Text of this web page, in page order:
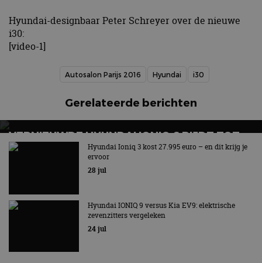
Hyundai-designbaar Peter Schreyer over de nieuwe
i30:
[video-1]
Autosalon Parijs 2016 Hyundai i30
Gerelateerde berichten
VERNIEUWDE HYUNDAI IONIQ 6 RIJDT TOT
680 KILOMETER EN WORDT GOEDKOPER
Keuze uit twee accupakketten
Hyundai Ioniq 3 kost 27.995 euro – en dit krijg je
ervoor
28 jul
Hyundai IONIQ 9 versus Kia EV9: elektrische
zevenzitters vergeleken
24 jul